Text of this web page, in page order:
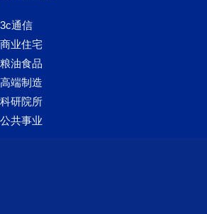
3c通信
商业住宅
粮油食品
高端制造
科研院所
公共事业